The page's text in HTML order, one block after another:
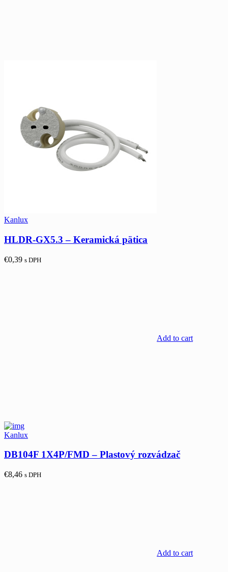
Kanlux
HLDR-GX5.3 – Keramická pätica
€0,39 s DPH
Add to cart
Kanlux
DB104F 1X4P/FMD – Plastový rozvádzač
€8,46 s DPH
Add to cart